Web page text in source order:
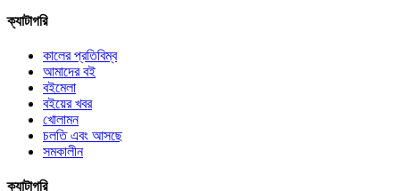
ক্যাটাগরি
কালের প্রতিবিম্ব
আমাদের বই
বইমেলা
বইয়ের খবর
খোলামন
চলতি এবং আসছে
সমকালীন
ক্যাটাগরি